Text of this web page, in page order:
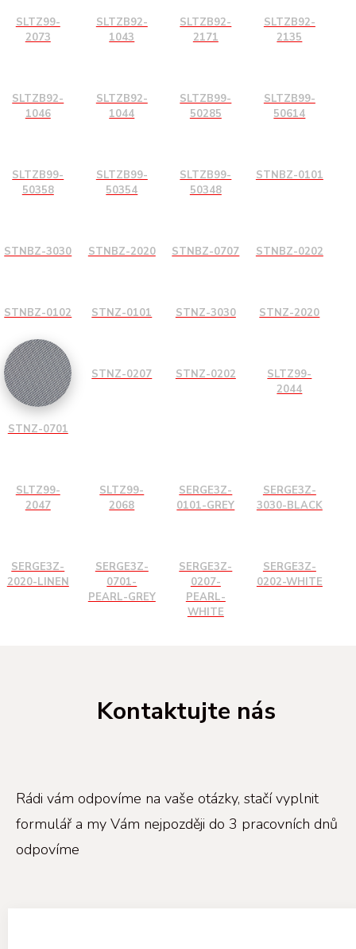
SLTZ99-
2073
SLTZB92-
1043
SLTZB92-
2171
SLTZB92-
2135
SLTZB92-
1046
SLTZB92-
1044
SLTZB99-
50285
SLTZB99-
50614
SLTZB99-
50358
SLTZB99-
50354
SLTZB99-
50348
STNBZ-0101
STNBZ-3030 STNBZ-2020 STNBZ-0707 STNBZ-0202
STNBZ-0102 STNZ-0101 STNZ-3030 STNZ-2020
STNZ-0701
STNZ-0207 STNZ-0202
SLTZ99-
2044
SLTZ99-
2047
SLTZ99-
2068
SERGE3Z-
0101-GREY
SERGE3Z-
3030-BLACK
SERGE3Z-
2020-LINEN
SERGE3Z-
0701-
PEARL-GREY
SERGE3Z-
0207-
PEARL-
WHITE
SERGE3Z-
0202-WHITE
Kontaktujte nás
Rádi vám odpovíme na vaše otázky, stačí vyplnit
formulář a my Vám nejpozději do 3 pracovních dnů
odpovíme